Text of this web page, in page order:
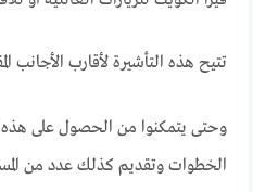
تتيح هذه التأشيرة لأقارب الأجانب
وحتى يتمكنوا من الحصول على هذه
الخطوات وتقديم كذلك عدد من